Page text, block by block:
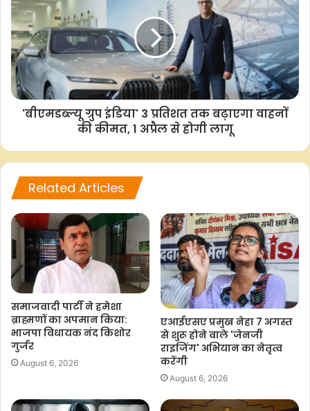
o
o
k
p
p
e
r
n
k
'बीएमडब्ल्यू ग्रुप इंडिया' 3 प्रतिशत तक बढ़ाएगा वाहनों
की कीमत, 1 अप्रैल से होगी लागू
Related Articles
समाजवादी पार्टी ने हमेशा
ब्राह्मणों का अपमान किया:
भाजपा विधायक नंद किशोर
गुर्जर
August 6, 2026
एआईएसए प्रमुख नेहा 7 अगस्त
से शुरू होने वाले 'जेनजी
राइजिंग' अभियान का नेतृत्व
करेंगी
August 6, 2026